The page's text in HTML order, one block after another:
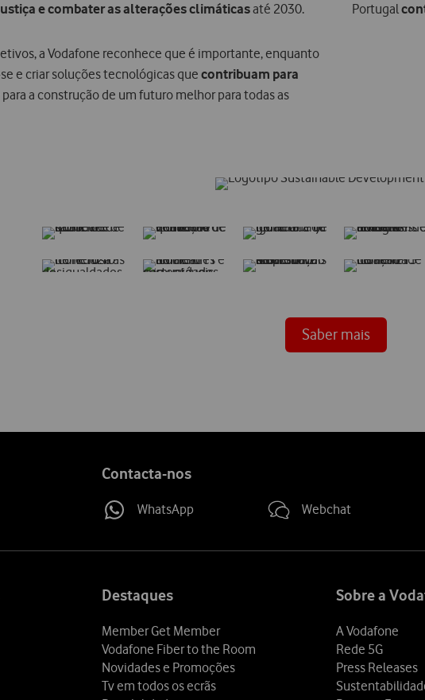
e combater as alterações climáticasaté 2030.​
a Vodafone reconhece que é importante, enquanto
e criar soluções tecnológicas que contribuam para
para a construção de um futuro melhor para todas as
Portugal
Saber mais
Contacta-nos
WhatsApp Webchat
Destaques
Member Get Member
Vodafone Fiber to the Room
Novidades e Promoções
Tv em todos os ecrãs
Sobre a
A Vodafone
Rede 5G
Press Releases